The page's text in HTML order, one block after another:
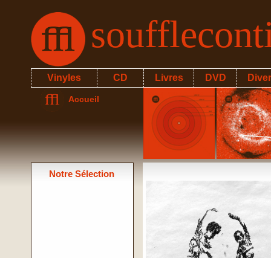
Vinyles CD Livres DVD
Accueil
Notre Sélection